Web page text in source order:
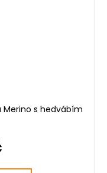
s hedvábím